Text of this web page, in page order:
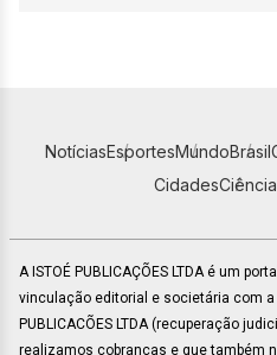
NotíciasEsportesMundoBrasil
CidadesCiência
A ISTOÉ PUBLICAÇÕES LTDA é um
vinculação editorial e societária com a
PUBLICACÕES LTDA (recuperação
realizamos cobranças e que também